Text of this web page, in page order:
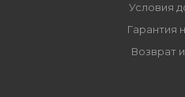
Условия
Гарантия
Возврат